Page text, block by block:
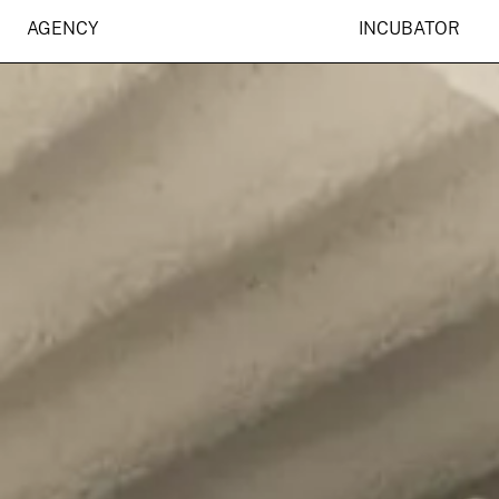
CREATIVE
AGENCY ARTISTIC
INCUBATOR